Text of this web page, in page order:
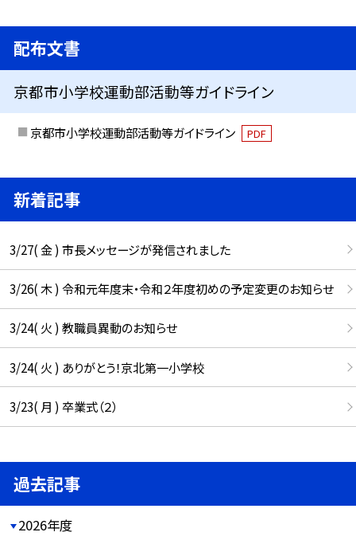
配布文書
京都市小学校運動部活動等ガイドライン
京都市小学校運動部活動等ガイドライン PDF
新着記事
3/27( 金 ) 市長メッセージが発信されました
3/26( 木 ) 令和元年度末・令和２年度初めの予定変更のお知らせ
3/24( 火 ) 教職員異動のお知らせ
3/24( 火 ) ありがとう！京北第一小学校
3/23( 月 ) 卒業式（２）
過去記事
2026年度